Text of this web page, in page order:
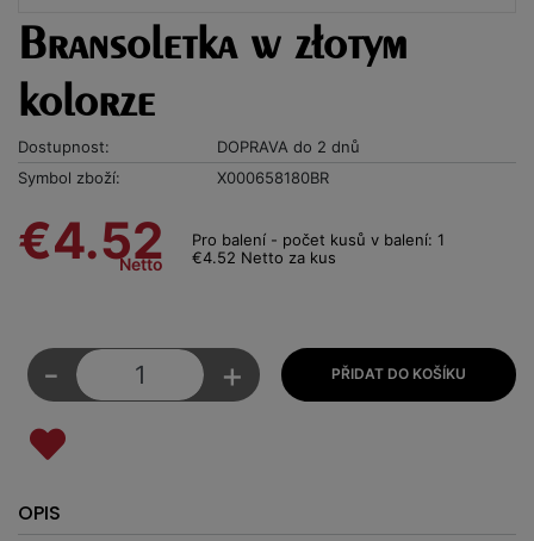
Bransoletka w złotym
kolorze
Dostupnost:
DOPRAVA do 2 dnů
Symbol zboží:
X000658180BR
€4.52
Netto
Pro balení - počet kusů v balení: 1
€4.52 Netto za kus
- +
OPIS